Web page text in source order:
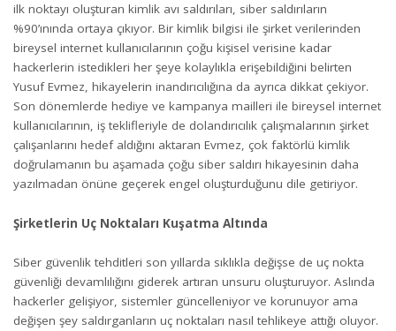
ilk noktayı oluşturan kimlik avı saldırıları, siber saldırıların
%90’ınında ortaya çıkıyor. Bir kimlik bilgisi ile şirket verilerinden
bireysel internet kullanıcılarının çoğu kişisel verisine kadar
hackerlerin istedikleri her şeye kolaylıkla erişebildiğini belirten
Yusuf Evmez, hikayelerin inandırıcılığına da ayrıca dikkat çekiyor.
Son dönemlerde hediye ve kampanya mailleri ile bireysel internet
kullanıcılarının, iş teklifleriyle de dolandırıcılık çalışmalarının şirket
çalışanlarını hedef aldığını aktaran Evmez, çok faktörlü kimlik
doğrulamanın bu aşamada çoğu siber saldırı hikayesinin daha
yazılmadan önüne geçerek engel oluşturduğunu dile getiriyor.
Şirketlerin Uç Noktaları Kuşatma Altında
Siber güvenlik tehditleri son yıllarda sıklıkla değişse de uç nokta
güvenliği devamlılığını giderek artıran unsuru oluşturuyor. Aslında
hackerler gelişiyor, sistemler güncelleniyor ve korunuyor ama
değişen şey saldırganların uç noktaları nasıl tehlikeye attığı oluyor.